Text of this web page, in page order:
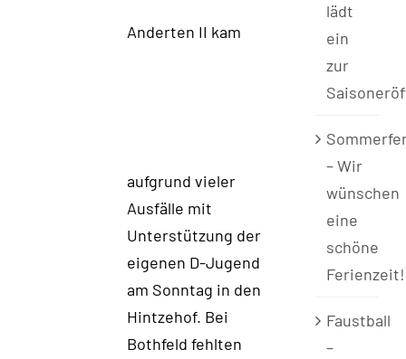
Anderten II kam
aufgrund vieler
Ausfälle mit
Unterstützung der
eigenen D-Jugend
am Sonntag in den
Hintzehof. Bei
Bothfeld fehlten
lädt
ein
zur
– Wir
wünschen
eine
schöne
Ferienzeit!
Faustball
–